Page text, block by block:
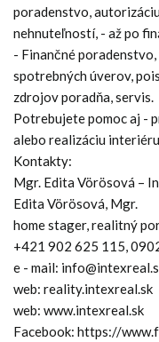
poradenstvo,
nehnuteľností, - až po
- Finančné
spotrebných úverov,
zdrojov poradňa, servis.
Potrebujete pomoc aj -
alebo realizáciu
Kontakty:
Mgr. Edita Vörösová –
Edita Vörösová, Mgr.
home stager, realitný
+421 902 625 115,
e - mail:
web: reality.intexreal.sk
web: www.intexreal.sk
Facebook: https://